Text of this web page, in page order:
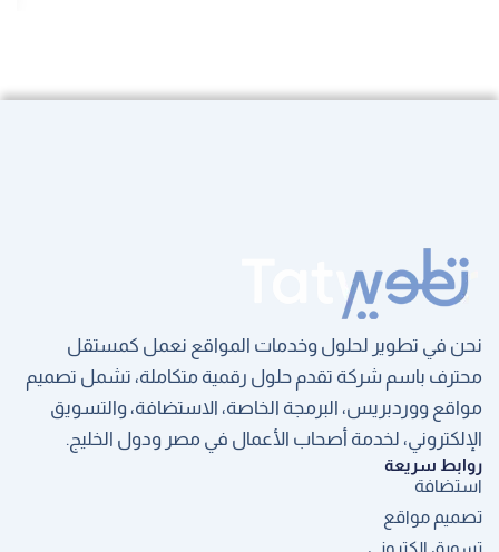
نحن في تطوير لحلول وخدمات المواقع نعمل كمستقل
محترف باسم شركة تقدم حلول رقمية متكاملة، تشمل تصميم
مواقع ووردبريس، البرمجة الخاصة، الاستضافة، والتسويق
الإلكتروني، لخدمة أصحاب الأعمال في مصر ودول الخليج.
روابط سريعة
استضافة
تصميم مواقع
تسويق الكتروني